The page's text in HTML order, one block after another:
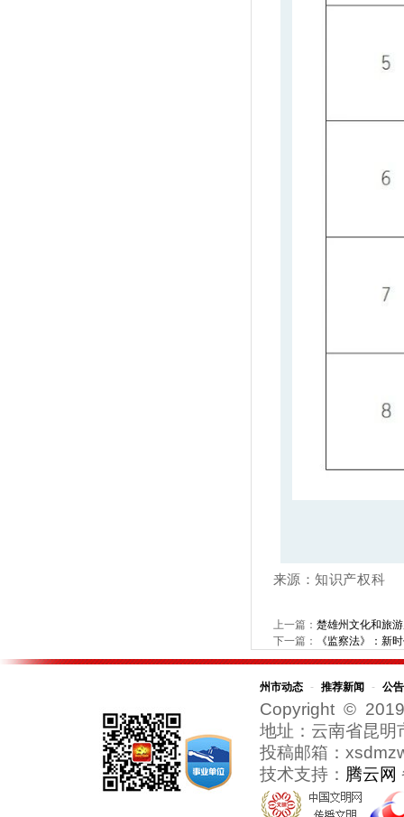
来源 ：知识产权科
上一篇： 楚雄州文化和旅
下一篇：
《监察法》：新
州市动态 - 推荐新闻 - 公
Copyright ©
地址：云南省昆
投稿邮箱：
技术支持： 腾云网